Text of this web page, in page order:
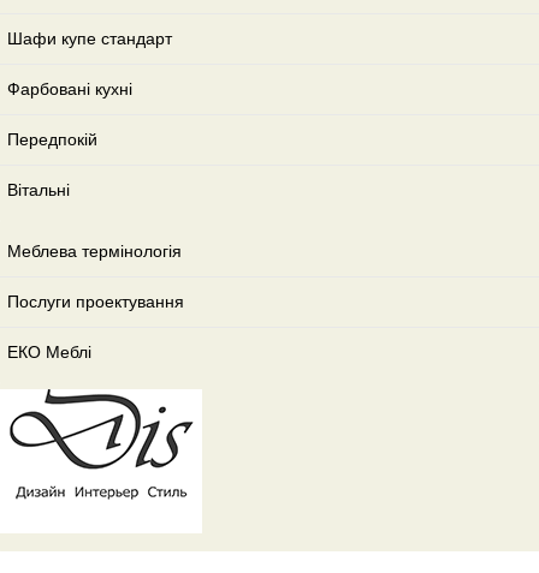
Шафи купе стандарт
Фарбовані кухні
Передпокій
Вітальні
Меблева термінологія
Послуги проектування
ЕКО Меблі